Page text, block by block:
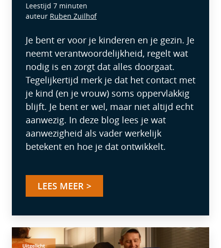
Leestijd 7 minuten
auteur Ruben Zuilhof
Je bent er voor je kinderen en je gezin. Je
neemt verantwoordelijkheid, regelt wat
nodig is en zorgt dat alles doorgaat.
Tegelijkertijd merk je dat het contact met
je kind (en je vrouw) soms oppervlakkig
blijft. Je bent er wel, maar niet altijd echt
aanwezig. In deze blog lees je wat
aanwezigheid als vader werkelijk
betekent en hoe je dat ontwikkelt.
LEES MEER >